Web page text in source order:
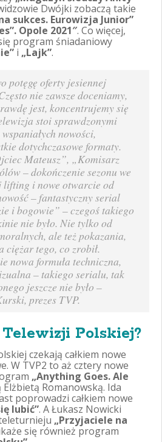
Dwójki zobaczą takie
sukces. Eurowizja Junior”
Opole 2021″. Co więcej,
program śniadaniowy
i „Lajk”.
potęgę oferty jesiennej
nie zawsze doceniamy,
jest, koncentrujemy się
stoi sprawdzonymi
nowości,
dotychczasowe formaty.
Mateusz”, „Komisarz
– dokończenie sezonu we
lifting i nowe otwarcie od
– fantastyczny serial
i bogowie” – czegoś takiego
nie było. Nie tylko od
ale też pokazania,
ciężar tego, co zrobił.
nowa formuła techniczna,
– takiego serialu, tak
jeszcze nie było –
prezes TVP.
Telewizji Polskiej?
czekają całkiem nowe
W TVP2 to aż cztery nowe
„Anything Goes. Ale
Elżbietą Romanowską. Ida
poprowadzi całkiem nowe
lubić”. A Łukasz Nowicki
„Przyjaciele na
się również program